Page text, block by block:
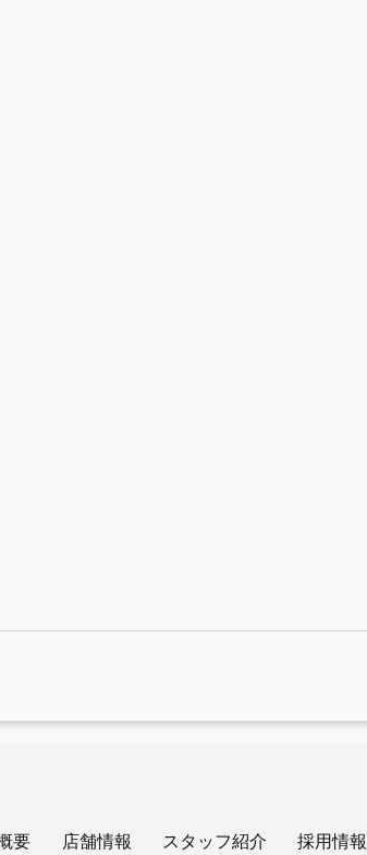
要 店舗情報 スタッフ紹介 採用情報